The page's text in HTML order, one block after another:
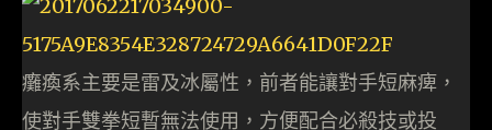
癱瘓系主要是雷及冰屬性，前者能讓對手短麻痺，
使對手雙拳短暫無法使用，方便配合必殺技或投